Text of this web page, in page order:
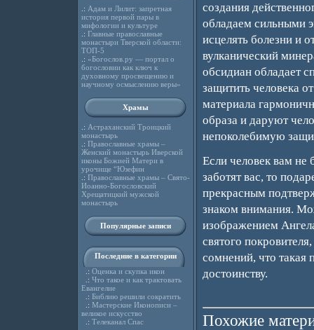
.: Адам и Лилит: запретная
история первой пары в
мифологии и культуре
.: Главные православные
монастыри Тверской области:
ТОП-5
.: «Богослов.ру — портал о
богословии как ключ к
духовному просвещению и
научному осмыслению веры»
Храмы
.: Астраханский Троицкий
монастырь
.: Православные храмы –
Женский монастырь Иверской
иконы Божией Матери в
урочище “Юзефин
.: Православные храмы – Свято-
Иоанно-Богословский
Хрещатицкий мужской
монастырь
Популярные записи
Последние в категории
.: Оценка и скупка икон
.: Что такое и как трактовать
Евангелие
.: Библию решили сократить
.: Мастерские Иконописи –
великое искусство
.: Телеканал Спас
создания
обладаем сильными
исцелять болезни и
вулканический
обсидиан обладает
защитить человека
материала
образа и даруют
непоколебимую
Если человек вам не
заботят вас, то
прекрасным
знаком внимания.
изображением
святого
сомнений, что такая
достоинству.
Похожие